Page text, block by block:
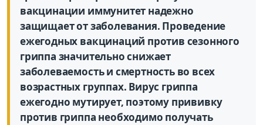
вакцинации иммунитет надежно
защищает от заболевания. Проведение
ежегодных вакцинаций против сезонного
гриппа значительно снижает
заболеваемость и смертность во всех
возрастных группах. Вирус гриппа
ежегодно мутирует, поэтому прививку
против гриппа необходимо получать